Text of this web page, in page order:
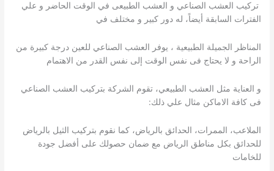
تركيب العشب الصناعي و العشب الطبيعى في الوقت الحاضر و علي
الفترات السابقة أيضاً، له دور كبير و مختلف في
المناظر الجميلة الطبيعية ، يوفر العشب الصناعي للعين درجة كبيرة من
الراحة و لا يحتاج فى نفس الوقت إلى نفس القدر من الاهتمام
و العناية مثل العشب الطبيعي، تقوم الشركة بتركيب العشب الصناعي
فى كافة الاماكن مثال علي ذلك:
الملاعب، الممرات، الحدائق بالرياض، كما نقوم بتركيب الثيل بالرياض
للحدائق بكل مناطق الرياض مع ضمان حصولك على أفضل جودة
للخامات